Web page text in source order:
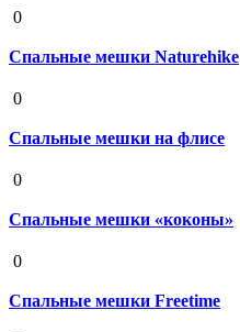
0
Спальные мешки Naturehike
0
Спальные мешки на флисе
0
Спальные мешки «коконы»
0
Спальные мешки Freetime